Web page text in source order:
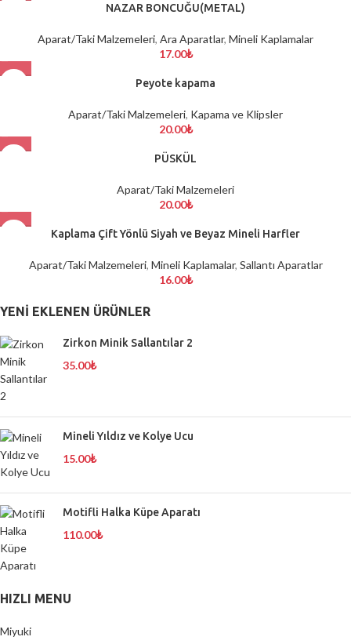
NAZAR BONCUĞU(METAL)
Aparat/Taki Malzemeleri, Ara Aparatlar, Mineli Kaplamalar
17.00₺
Peyote kapama
Aparat/Taki Malzemeleri, Kapama ve Klipsler
20.00₺
PÜSKÜL
Aparat/Taki Malzemeleri
20.00₺
Kaplama Çift Yönlü Siyah ve Beyaz Mineli Harfler
Aparat/Taki Malzemeleri, Mineli Kaplamalar, Sallantı Aparatlar
16.00₺
YENI EKLENEN ÜRÜNLER
Zirkon Minik Sallantılar 2
35.00₺
Mineli Yıldız ve Kolye Ucu
15.00₺
Motifli Halka Küpe Aparatı
110.00₺
HIZLI MENU
Miyuki